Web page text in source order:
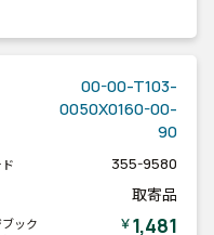
00-00-T103-
0050X0160-00-
90
355-9580
取寄品
ック
￥1,481